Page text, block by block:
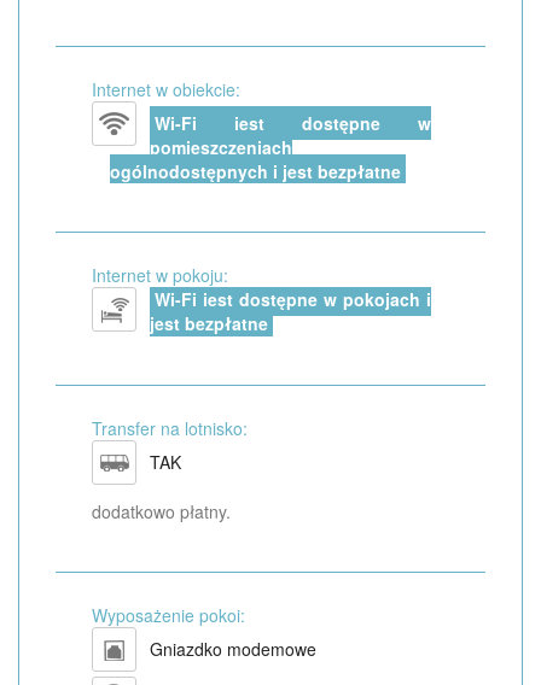
Internet w obiekcie:
Wi-Fi jest dostępne w
pomieszczeniach
ogólnodostępnych i jest bezpłatne
Internet w pokoju:
Wi-Fi jest dostępne w pokojach i
jest bezpłatne
Transfer na lotnisko:
TAK
dodatkowo płatny.
Wyposażenie pokoi:
Gniazdko modemowe